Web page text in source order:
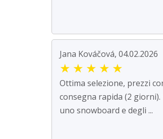
Jana Kováčová, 04.02.2026
★ ★ ★ ★ ★
Ottima selezione, prezzi
consegna rapida (2
uno snowboard e degli ...